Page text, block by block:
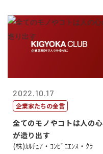
2022.10.17
企業家たちの金言
全てのモノやコトは人の心
が造り出す
(株)ｶﾙﾁｭｱ・ｺﾝﾋﾞﾆｴﾝｽ・ｸﾗ